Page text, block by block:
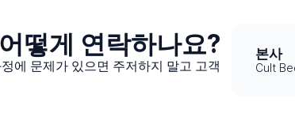
떻게 연락하나요?
에 문제가 있으면 주저하지 말고 고객
본사
Cult